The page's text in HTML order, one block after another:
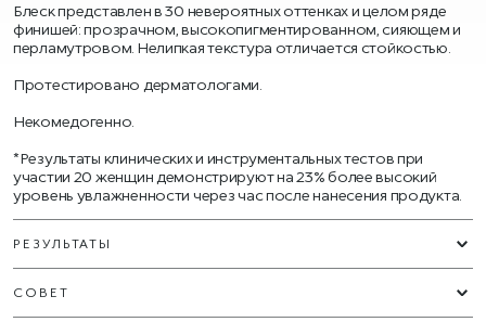
Блеск представлен в 30 невероятных оттенках и целом ряде
финишей: прозрачном, высокопигментированном, сияющем и
перламутровом. Нелипкая текстура отличается стойкостью.
Протестировано дерматологами.
Некомедогенно.
*Результаты клинических и инструментальных тестов при
участии 20 женщин демонстрируют на 23% более высокий
уровень увлажненности через час после нанесения продукта.
РЕЗУЛЬТАТЫ
СОВЕТ